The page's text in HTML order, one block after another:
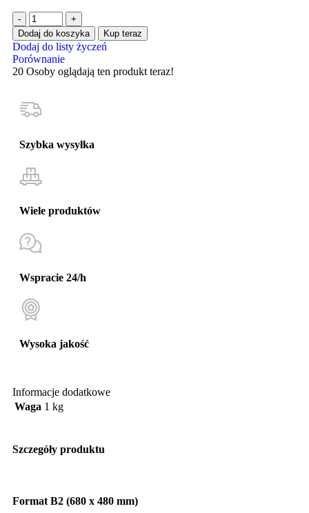
Dodaj do koszyka Kup teraz
Dodaj do listy życzeń
Porównanie
20 Osoby oglądają ten produkt teraz!
Szybka wysyłka
Wiele produktów
Wspracie 24/h
Wysoka jakość
Informacje dodatkowe
Waga 1 kg
Szczegóły produktu
Format B2 (680 x 480 mm)